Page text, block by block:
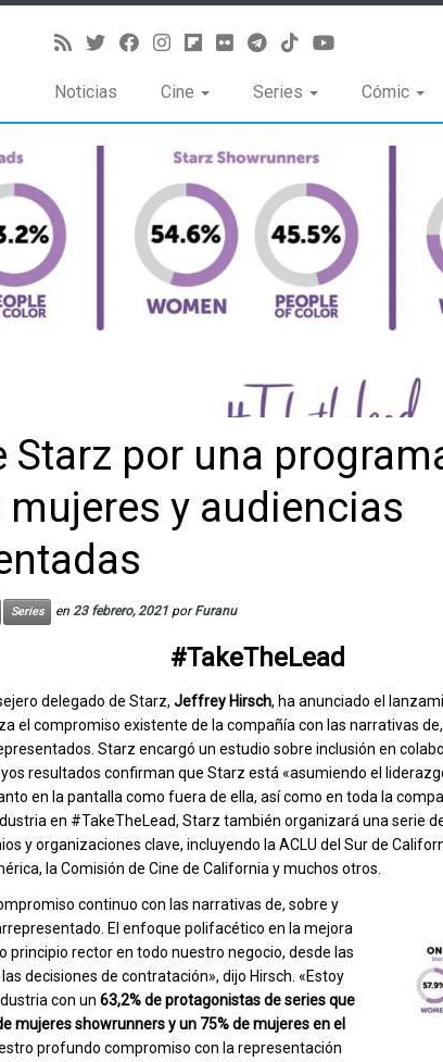
Noticias Cine Series Cómic
Starz por una
mujeres y audiencias
Series en 23 febrero, 2021 porFuranu
#TakeTheLead
delegado de Starz, Jeffrey Hirsch, ha anunciado el
el compromiso existente de la compañía con las narrativas
Starz encargó un estudio sobre inclusión en
resultados confirman que Starz está «asumiendo el
en la pantalla como fuera de ella, así como en toda la
en #TakeTheLead, Starz también organizará una serie
y organizaciones clave, incluyendo la ACLU del Sur de
la Comisión de Cine de California y muchos otros.
continuo con las narrativas de, sobre y
El enfoque polifacético en la mejora
principio rector en todo nuestro negocio, desde las
decisiones de contratación», dijo Hirsch. «Estoy
con un 63,2% de protagonistas de series que
mujeres showrunners y un 75% de mujeres en el
profundo compromiso con la representación